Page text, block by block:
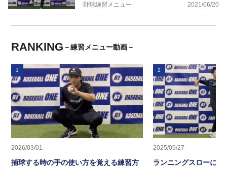
野球練習メニュー 2021/06/20
RANKING －練習メニュー動画－
1
2026/03/01
捕球する時の手の使い方を覚える練習方
2
2025/09/27
ランニングスローに繋